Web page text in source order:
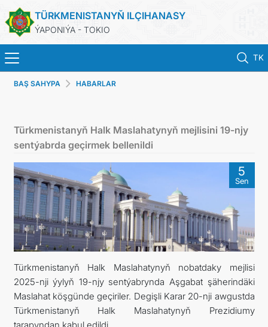
TÜRKMENISTANYŇ ILÇIHANASY
ÝAPONIÝA - TOKIO
TK
領事サービス
外務省
連絡先
FOLLOW US ON INSTAGRAM
INVEST TO TURKMENISTAN! PROJECTS AND USEFUL
BAŞ SAHYPA HABARLAR
Türkmenistanyň Halk Maslahatynyň mejlisini 19-njy
sentýabrda geçirmek bellenildi
5
Sen
Türkmenistanyň Halk Maslahatynyň nobatdaky mejlisi
2025-nji ýylyň 19-njy sentýabrynda Aşgabat şäherindäki
Maslahat köşgünde geçiriler. Degişli Karar 20-nji awgustda
Türkmenistanyň Halk Maslahatynyň Prezidiumy